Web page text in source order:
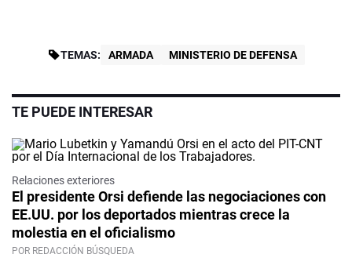
TEMAS: ARMADA MINISTERIO DE DEFENSA
TE PUEDE INTERESAR
Relaciones exteriores
El presidente Orsi defiende las negociaciones con
EE.UU. por los deportados mientras crece la
molestia en el oficialismo
POR REDACCIÓN BÚSQUEDA